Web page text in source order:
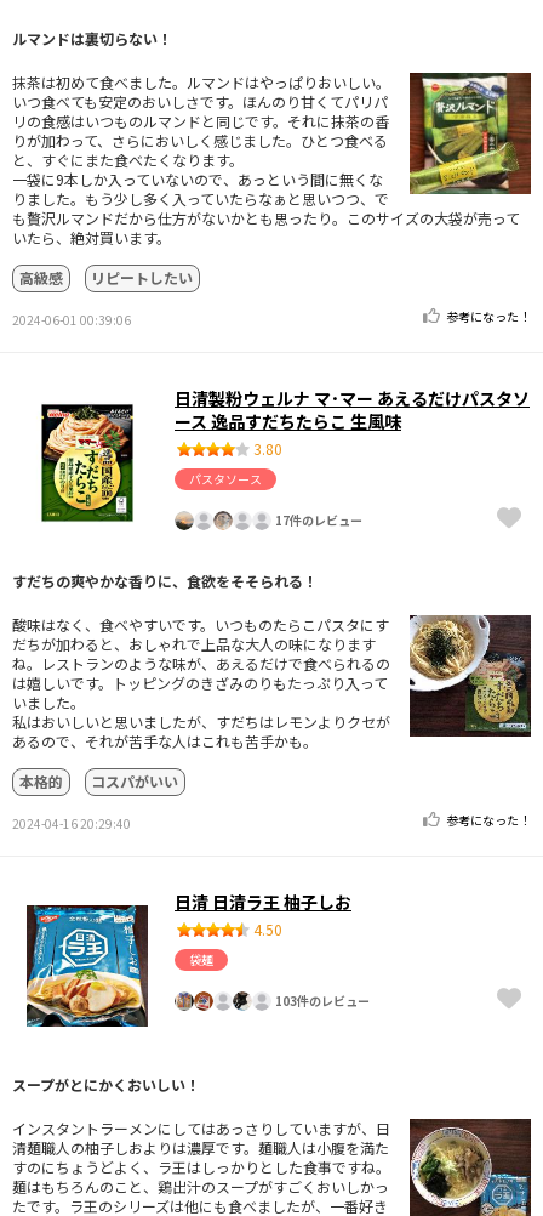
ルマンドは裏切らない！
抹茶は初めて食べました。ルマンドはやっぱりおいしい。
いつ食べても安定のおいしさです。ほんのり甘くてパリパ
リの食感はいつものルマンドと同じです。それに抹茶の香
りが加わって、さらにおいしく感じました。ひとつ食べる
と、すぐにまた食べたくなります。
一袋に9本しか入っていないので、あっという間に無くな
りました。もう少し多く入っていたらなぁと思いつつ、で
も贅沢ルマンドだから仕方がないかとも思ったり。このサイズの大袋が売って
いたら、絶対買います。
高級感
リピートしたい
2024-06-01 00:39:06 参考になった！
日清製粉ウェルナ マ･マー あえるだけパスタソ
ース 逸品すだちたらこ 生風味
3.80
パスタソース
17件のレビュー
すだちの爽やかな香りに、食欲をそそられる！
酸味はなく、食べやすいです。いつものたらこパスタにす
だちが加わると、おしゃれで上品な大人の味になります
ね。レストランのような味が、あえるだけで食べられるの
は嬉しいです。トッピングのきざみのりもたっぷり入って
いました。
私はおいしいと思いましたが、すだちはレモンよりクセが
あるので、それが苦手な人はこれも苦手かも。
本格的
コスパがいい
2024-04-16 20:29:40 参考になった！
日清 日清ラ王 柚子しお
4.50
袋麺
103件のレビュー
スープがとにかくおいしい！
インスタントラーメンにしてはあっさりしていますが、日
清麺職人の柚子しおよりは濃厚です。麺職人は小腹を満た
すのにちょうどよく、ラ王はしっかりとした食事ですね。
麺はもちろんのこと、鶏出汁のスープがすごくおいしかっ
たです。ラ王のシリーズは他にも食べましたが、一番好き